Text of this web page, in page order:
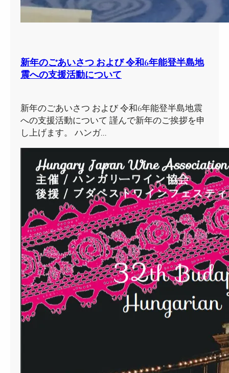
新年のごあいさつ および 令和6年能登半島地
震への支援活動について
新年のごあいさつ および 令和6年能登半島地震
への支援活動について 謹んで新年のご挨拶を申
し上げます。 ハンガ…